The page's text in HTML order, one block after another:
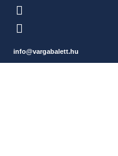
info@vargabalett.hu